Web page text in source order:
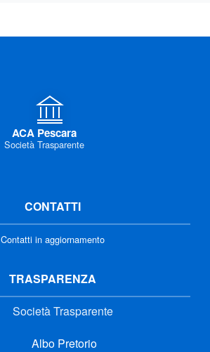
ACA Pescara
Società Trasparente
CONTATTI
Contatti in aggiornamento
TRASPARENZA
Società Trasparente
Albo Pretorio